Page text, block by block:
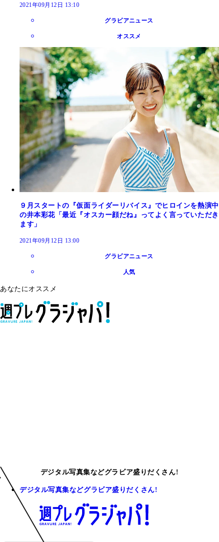
2021年09月12日 13:10
グラビアニュース
オススメ
９月スタートの『仮面ライダーリバイス』でヒロインを熱演中
の井本彩花「最近『オスカー顔だね』ってよく言っていただき
ます」
2021年09月12日 13:00
グラビアニュース
人気
あなたにオススメ
デジタル写真集などグラビア盛りだくさん!
デジタル写真集などグラビア盛りだくさん!